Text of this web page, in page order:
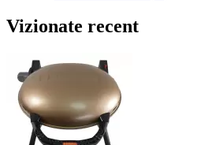
Vizionate recent